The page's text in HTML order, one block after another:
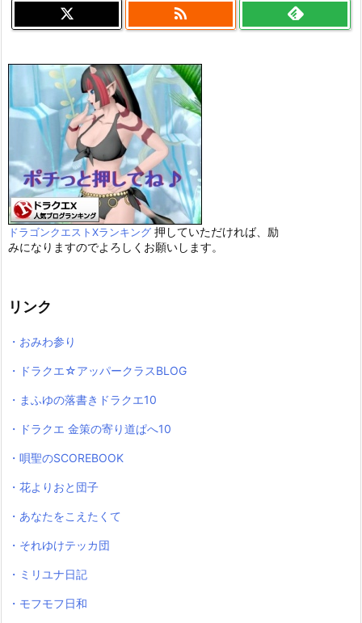

ドラゴンクエストXランキング 押していただければ、励
みになりますのでよろしくお願いします。
リンク
・おみわ参り
・ドラクエ☆アッパークラスBLOG
・まふゆの落書きドラクエ10
・ドラクエ 金策の寄り道ぱへ10
・唄聖のSCOREBOOK
・花よりおと団子
・あなたをこえたくて
・それゆけテッカ団
・ミリユナ日記
・モフモフ日和